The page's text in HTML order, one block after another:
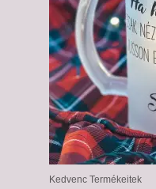
Kedvenc Termékeitek